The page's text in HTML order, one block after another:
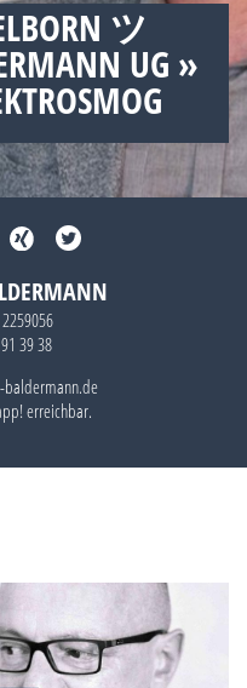
ツ
UG »
39 38
baldermann.de
erreichbar.